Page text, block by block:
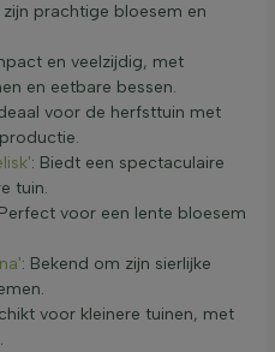
prachtige bloesem en
en veelzijdig, met
en eetbare bessen.
voor de herfsttuin met
: Biedt een spectaculaire
tuin.
voor een lente bloesem
: Bekend om zijn sierlijke
voor kleinere tuinen, met